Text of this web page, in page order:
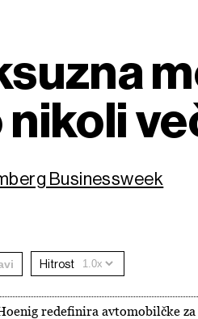
Businessweek
Hitrost
redefinira avtomobilčke